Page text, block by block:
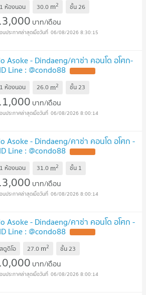
1 ห้องนอน 30.0 m2 ชั้น26
บาท/เดือน
06/08/2026 8:30:15
Asoke - Dindaeng/คาซ่า คอนโด อโศก-
Line : @condo88
1 ห้องนอน 26.0 m2 ชั้น23
บาท/เดือน
06/08/2026 8:00:14
Asoke - Dindaeng/คาซ่า คอนโด อโศก -
Line : @condo88
1 ห้องนอน 31.0 m2 ชั้น 1
บาท/เดือน
06/08/2026 8:00:14
Asoke - Dindaeng/คาซ่า คอนโด อโศก -
Line : @condo88
สตูดิโอ 27.0 m2 ชั้น23
บาท/เดือน
06/08/2026 8:00:14